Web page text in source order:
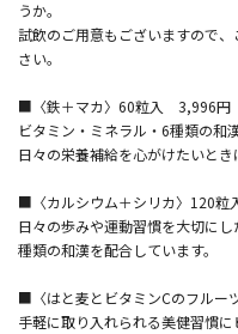
うか。
試飲のご用意もございますので
さい。
■〈鉄＋マカ〉60粒入 3,996円
ビタミン・ミネラル・6種類の和
日々の栄養補給を心がけたいとき
■〈カルシウム＋シリカ〉120
日々の歩みや運動習慣を大切に
種類の和漢を配合しています。
■〈はと麦とビタミンCのフル
手軽に取り入れられる美健習慣